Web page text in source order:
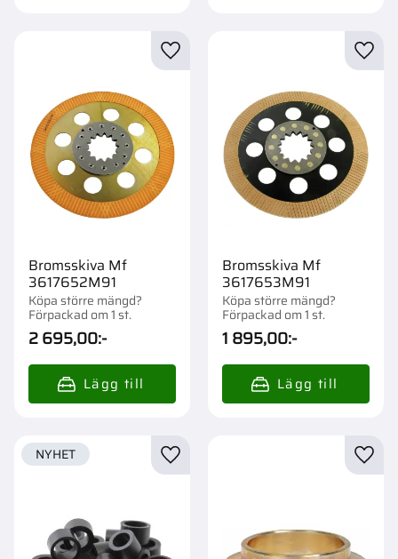
Bromsskiva Mf
3617652M91
Köpa större mängd?
Förpackad om 1 st.
2 695,00:-
Lägg till i favoriter
Bromsskiva Mf
3617653M91
Köpa större mängd?
Förpackad om 1 st.
1 895,00:-
NYHET Lägg till i favoriter